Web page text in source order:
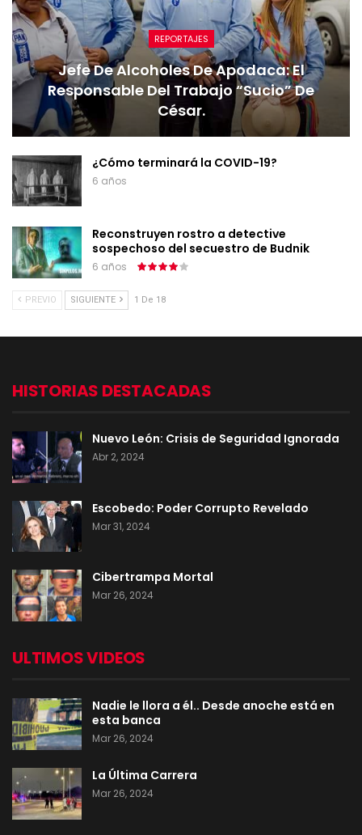
REPORTAJES
Jefe De Alcoholes De Apodaca: El
Responsable Del Trabajo “sucio” De
César.
¿Cómo terminará la COVID-19?
6 años
Reconstruyen rostro a detective
sospechoso del secuestro de Budnik
6 años
PREVIO SIGUIENTE 1 De 18
HISTORIAS DESTACADAS
Nuevo León: Crisis de Seguridad Ignorada
Abr 2, 2024
Escobedo: Poder Corrupto Revelado
Mar 31, 2024
Cibertrampa Mortal
Mar 26, 2024
ULTIMOS VIDEOS
Nadie le llora a él.. Desde anoche está en
esta banca
Mar 26, 2024
La Última Carrera
Mar 26, 2024